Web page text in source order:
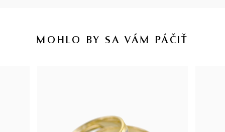
MOHLO BY SA VÁM PÁČIŤ